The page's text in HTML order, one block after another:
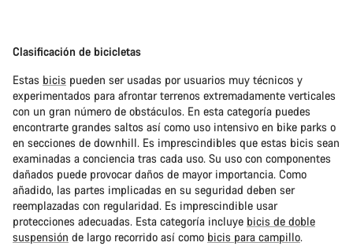
Clasificación de bicicletas
Estas bicis pueden ser usadas por usuarios muy técnicos y
experimentados para afrontar terrenos extremadamente verticales
con un gran número de obstáculos. En esta categoría puedes
encontrarte grandes saltos así como uso intensivo en bike parks o
en secciones de downhill. Es imprescindibles que estas bicis sean
examinadas a conciencia tras cada uso. Su uso con componentes
dañados puede provocar daños de mayor importancia. Como
añadido, las partes implicadas en su seguridad deben ser
reemplazadas con regularidad. Es imprescindible usar
protecciones adecuadas. Esta categoría incluye bicis de doble
suspensión de largo recorrido así como bicis para campillo.